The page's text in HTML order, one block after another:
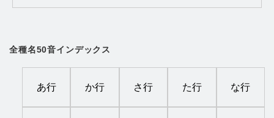
全種名50音インデックス
あ行 か行 さ行 た行 な行